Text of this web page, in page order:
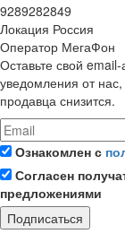
9289282849
Локация Россия
Оператор МегаФон
Оставьте свой
уведомления от
продавца снизится.
Ознакомлен с
Согласен
предложениями
Подписаться